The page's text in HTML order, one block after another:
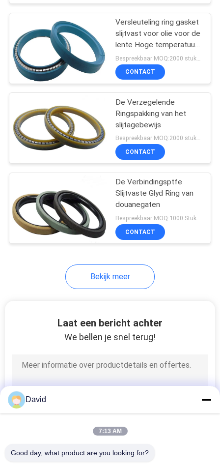
Zegelringspakking
10
Asbest Vrije
Remvoering
Wrijving Materieel
De Voering van de
remband
Versleuteling ring gasket
slijtvast voor olie voor de
lente Hoge temperatuur
weerstand voor
voertuigen
CONTACT
De Verzegelende
Ringspakking van het
slijtagebewijs
Bespreekbaar MOQ:2000 stukken
CONTACT
De Verbindingsptfe
Slijtvaste Glyd Ring van
douanegaten
Bespreekbaar MOQ:1000 Stukken
CONTACT
Bekijk meer
Laat een bericht achter
We bellen je snel terug!
David
7:13 AM
Good day, what product are you looking for?